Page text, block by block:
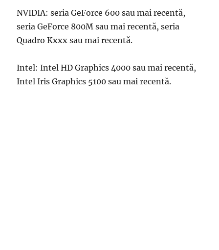
NVIDIA: seria GeForce 600 sau mai recentă,
seria GeForce 800M sau mai recentă, seria
Quadro Kxxx sau mai recentă.
Intel: Intel HD Graphics 4000 sau mai recentă,
Intel Iris Graphics 5100 sau mai recentă.